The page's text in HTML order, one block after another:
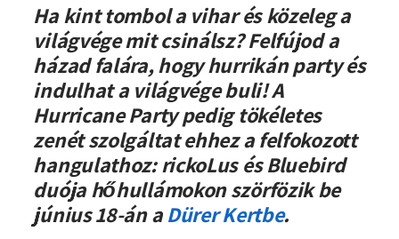
Június 18-án lecsap a Hurricane Party
Ha kint tombol a vihar és közeleg a
világvége mit csinálsz? Felfújod a
házad falára, hogy hurrikán party és
indulhat a világvége buli! A
Hurricane Party pedig tökéletes
zenét szolgáltat ehhez a felfokozott
hangulathoz: rickoLus és Bluebird
duója hőhullámokon szörfözik be
június 18-án aDürer Kertbe.